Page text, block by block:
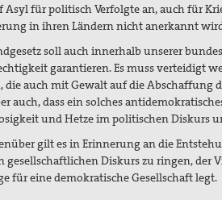
Asyl für politisch Verfolgte an, auch für
in ihren Ländern nicht anerkannt
soll auch innerhalb unserer
garantieren. Es muss verteidigt
die auch mit Gewalt auf die Abschaffung
auch, dass ein solches
und Hetze im politischen Diskurs
gilt es in Erinnerung an die
gesellschaftlichen Diskurs zu ringen, der
für eine demokratische Gesellschaft legt.